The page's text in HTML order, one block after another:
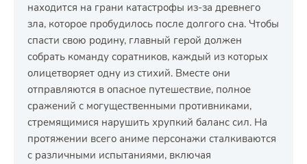
находится на грани катастрофы из-за древнего
зла, которое пробудилось после долгого сна. Чтобы
спасти свою родину, главный герой должен
собрать команду соратников, каждый из которых
олицетворяет одну из стихий. Вместе они
отправляются в опасное путешествие, полное
сражений с могущественными противниками,
стремящимися нарушить хрупкий баланс сил. На
протяжении всего аниме персонажи сталкиваются
с различными испытаниями, включая